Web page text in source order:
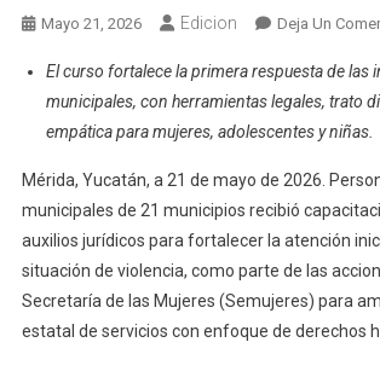
Mayo 21, 2026 Edicion Deja Un
El curso fortalece la primera respuesta de las
municipales, con herramientas legales, trato
empática para mujeres, adolescentes y niñas.
Mérida, Yucatán, a 21 de mayo de 2026.
municipales de 21 municipios recibió
auxilios jurídicos para fortalecer la atención
situación de violencia, como parte de las
Secretaría de las Mujeres (Semujeres) para
estatal de servicios con enfoque de derechos